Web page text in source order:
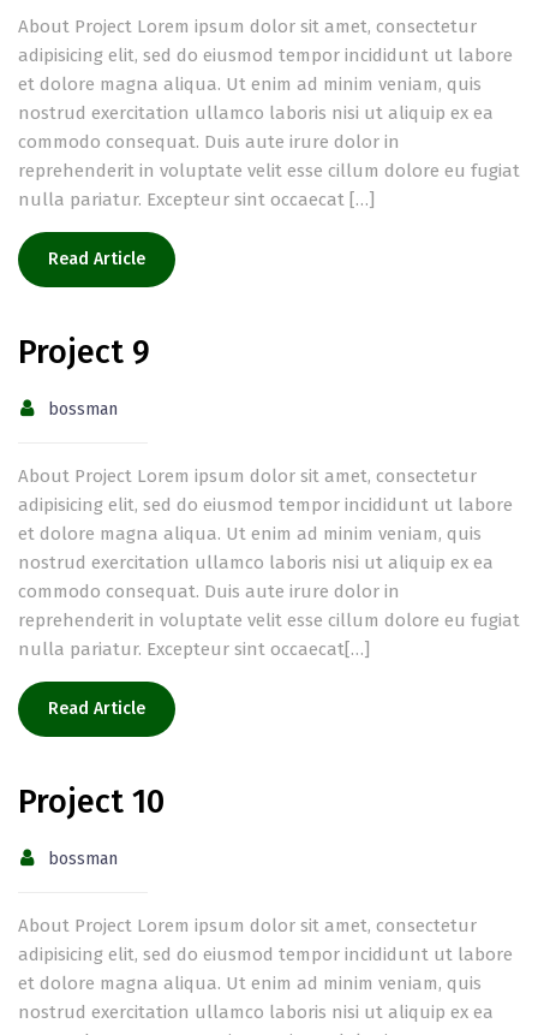
About Project Lorem ipsum dolor sit amet, consectetur
adipisicing elit, sed do eiusmod tempor incididunt ut labore
et dolore magna aliqua. Ut enim ad minim veniam, quis
nostrud exercitation ullamco laboris nisi ut aliquip ex ea
commodo consequat. Duis aute irure dolor in
reprehenderit in voluptate velit esse cillum dolore eu fugiat
nulla pariatur. Excepteur sint occaecat […]
Read Article
Project 9
bossman
About Project Lorem ipsum dolor sit amet, consectetur
adipisicing elit, sed do eiusmod tempor incididunt ut labore
et dolore magna aliqua. Ut enim ad minim veniam, quis
nostrud exercitation ullamco laboris nisi ut aliquip ex ea
commodo consequat. Duis aute irure dolor in
reprehenderit in voluptate velit esse cillum dolore eu fugiat
nulla pariatur. Excepteur sint occaecat[…]
Read Article
Project 10
bossman
About Project Lorem ipsum dolor sit amet, consectetur
adipisicing elit, sed do eiusmod tempor incididunt ut labore
et dolore magna aliqua. Ut enim ad minim veniam, quis
nostrud exercitation ullamco laboris nisi ut aliquip ex ea